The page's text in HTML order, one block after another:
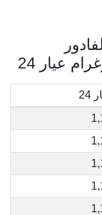
عيار 24